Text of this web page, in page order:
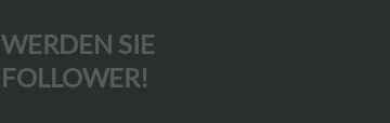
WERDEN SIE
FOLLOWER!